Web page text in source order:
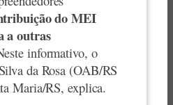
do MEI
a outras
informativo, o
da Rosa (OAB/RS
Maria/RS, explica.